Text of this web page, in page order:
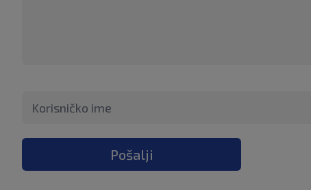
Pošalji